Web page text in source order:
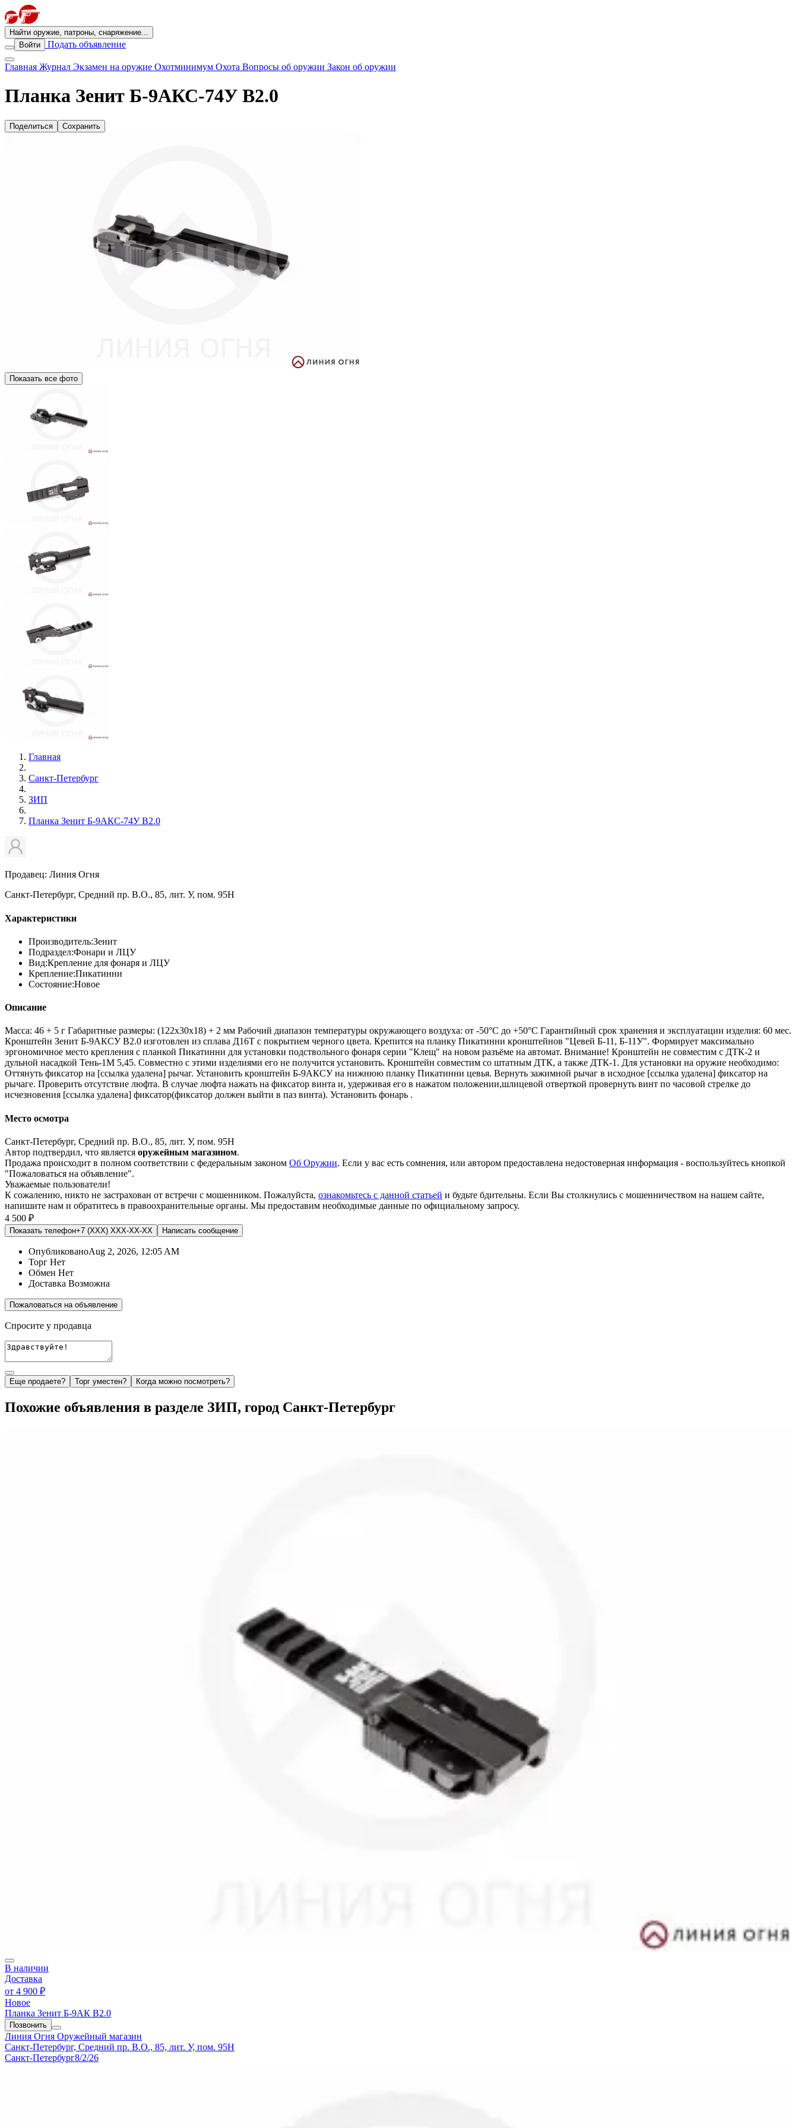
Найти оружие, патроны, снаряжение...
Войти
Подать объявление
Главная Журнал Экзамен на оружие Охотминимум Охота Вопросы об оружии Закон об оружии
Планка Зенит Б-9АКС-74У В2.0
Поделиться Сохранить
Показать все фото
Главная
Санкт-Петербург
ЗИП
Планка Зенит Б-9АКС-74У В2.0
Продавец: Линия Огня
Санкт-Петербург, Средний пр. В.О., 85, лит. У, пом. 95Н
Характеристики
Производитель:Зенит
Подраздел:Фонари и ЛЦУ
Вид:Крепление для фонаря и ЛЦУ
Крепление:Пикатинни
Состояние:Новое
Описание
Масса: 46 + 5 г Габаритные размеры: (122х30х18) + 2 мм Рабочий диапазон температуры окружающего воздуха: от -50°С до +50°С Гарантийный срок хранения и эксплуатации изделия: 60 мес.
Кронштейн Зенит Б-9АКСУ В2.0 изготовлен из сплава Д16Т с покрытием черного цвета. Крепится на планку Пикатинни кронштейнов "Цевей Б-11, Б-11У". Формирует максимально
эргономичное место крепления с планкой Пикатинни для установки подствольного фонаря серии "Клещ" на новом разъёме на автомат. Внимание! Кронштейн не совместим с ДТК-2 и
дульной насадкой Тень-1М 5,45. Совместно с этими изделиями его не получится установить. Кронштейн совместим со штатным ДТК, а также ДТК-1. Для установки на оружие необходимо:
Оттянуть фиксатор на [ссылка удалена] рычаг. Установить кронштейн Б-9АКСУ на нижнюю планку Пикатинни цевья. Вернуть зажимной рычаг в исходное [ссылка удалена] фиксатор на
рычаге. Проверить отсутствие люфта. В случае люфта нажать на фиксатор винта и, удерживая его в нажатом положении,шлицевой отверткой провернуть винт по часовой стрелке до
исчезновения [ссылка удалена] фиксатор(фиксатор должен выйти в паз винта). Установить фонарь .
Место осмотра
Санкт-Петербург, Средний пр. В.О., 85, лит. У, пом. 95Н
Автор подтвердил, что является оружейным магазином.
Продажа происходит в полном соответствии с федеральным законом Об Оружии. Если у вас есть сомнения, или автором предоставлена недостоверная информация - воспользуйтесь кнопкой
"Пожаловаться на объявление".
Уважаемые пользователи!
К сожалению, никто не застрахован от встречи с мошенником. Пожалуйста, ознакомьтесь с данной статьей и будьте бдительны. Если Вы столкнулись с мошенничеством на нашем сайте,
напишите нам и обратитесь в правоохранительные органы. Мы предоставим необходимые данные по официальному запросу.
4 500 ₽
Показать телефон+7 (XXX) XXX-XX-XX Написать сообщение
ОпубликованоAug 2, 2026, 12:05 AM
Торг Нет
Обмен Нет
Доставка Возможна
Пожаловаться на объявление
Спросите у продавца
Еще продаете? Торг уместен? Когда можно посмотреть?
Похожие объявления в разделе ЗИП, город Санкт-Петербург
В наличии
Доставка
от 4 900 ₽
Новое
Планка Зенит Б-9АК В2.0
Позвонить
Линия Огня Оружейный магазин
Санкт-Петербург, Средний пр. В.О., 85, лит. У, пом. 95Н
Санкт-Петербург8/2/26